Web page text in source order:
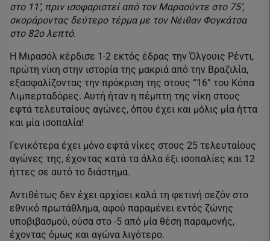
στο 11’, πριν ισοφαριστεί από τον Μαραούντε στο 75’,
σκοράροντας δεύτερο τέρμα με τον Νέιθαν Φογκάτσα
στο 82ο λεπτό.
Η Μιρασόλ κέρδισε 1-2 εκτός έδρας την Όλγουις Ρέντι,
πρώτη νίκη στην ιστορία της μακριά από την Βραζιλία,
εξασφαλίζοντας την πρόκριση της στους “16” του Κόπα
Λιμπερταδόρες. Αυτή ήταν η πέμπτη της νίκη στους
εφτά τελευταίους αγώνες, όπου έχει και μόλις μία ήττα
και μία ισοπαλία!
Γενικότερα έχει μόνο εφτά νίκες στους 25 τελευταίους
αγώνες της, έχοντας κατά τα άλλα έξι ισοπαλίες και 12
ήττες σε αυτό το διάστημα.
Αντιθέτως δεν έχει αρχίσει καλά τη φετινή σεζόν στο
εθνικό πρωτάθλημα, αφού παραμένει εντός ζώνης
υποβιβασμού, ούσα στο -5 από μία θέση παραμονής,
έχοντας όμως και αγώνα λιγότερο.